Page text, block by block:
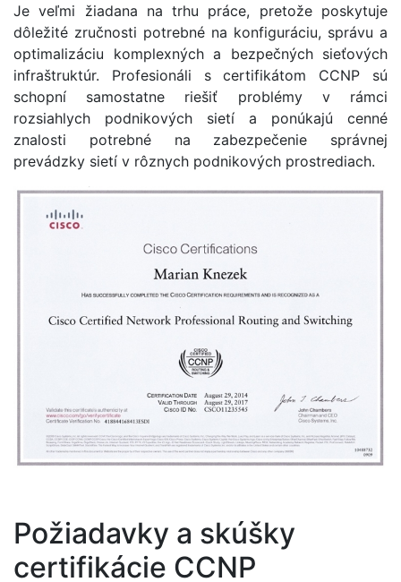
Je veľmi žiadana na trhu práce, pretože poskytuje
dôležité zručnosti potrebné na konfiguráciu, správu a
optimalizáciu komplexných a bezpečných sieťových
infraštruktúr. Profesionáli s certifikátom CCNP sú
schopní samostatne riešiť problémy v rámci
rozsiahlych podnikových sietí a ponúkajú cenné
znalosti potrebné na zabezpečenie správnej
prevádzky sietí v rôznych podnikových prostrediach.
Požiadavky a skúšky
certifikácie CCNP